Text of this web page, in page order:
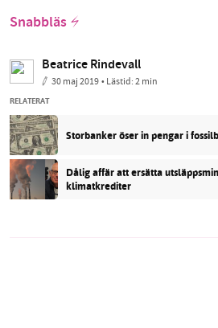
Snabbläs
Beatrice Rindevall
30 maj 2019• Lästid:2 min
RELATERAT
Storbanker öser in pengar i
Dålig affär att ersätta
klimatkrediter